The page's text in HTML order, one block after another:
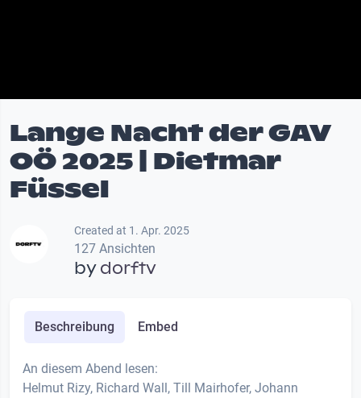
Lange Nacht der GAV
OÖ 2025 | Dietmar
Füssel
Created at 1. Apr. 2025
127 Ansichten
bydorftv
Beschreibung Embed
An diesem Abend lesen:
Helmut Rizy, Richard Wall, Till Mairhofer, Johann